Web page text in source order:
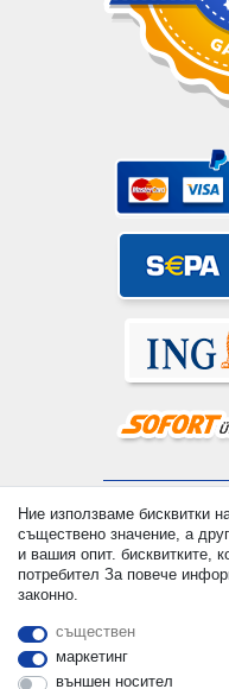
Prices incl. VAT. 19%
Applies to deliveries to
Ние използваме бисквитки
съществено значение, а
и вашия опит. бисквитките,
потребител За повече
законно.
съществен
маркетинг
външен носител